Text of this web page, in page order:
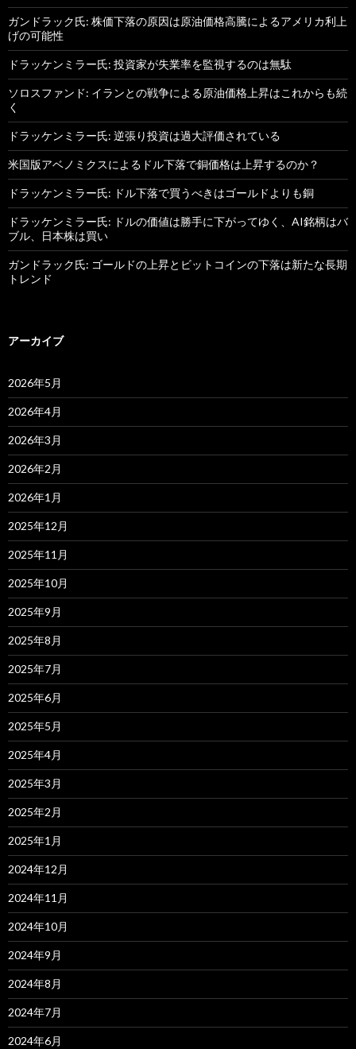
ガンドラック氏: 株価下落の原因は原油価格高騰によるアメリカ利上
げの可能性
ドラッケンミラー氏: 投資家が失業率を監視するのは無駄
ソロスファンド: イランとの戦争による原油価格上昇はこれからも続
く
ドラッケンミラー氏: 逆張り投資は過大評価されている
米国版アベノミクスによるドル下落で銅価格は上昇するのか？
ドラッケンミラー氏: ドル下落で買うべきはゴールドよりも銅
ドラッケンミラー氏: ドルの価値は勝手に下がってゆく、AI銘柄はバ
ブル、日本株は買い
ガンドラック氏: ゴールドの上昇とビットコインの下落は新たな長期
トレンド
アーカイブ
2026年5月
2026年4月
2026年3月
2026年2月
2026年1月
2025年12月
2025年11月
2025年10月
2025年9月
2025年8月
2025年7月
2025年6月
2025年5月
2025年4月
2025年3月
2025年2月
2025年1月
2024年12月
2024年11月
2024年10月
2024年9月
2024年8月
2024年7月
2024年6月